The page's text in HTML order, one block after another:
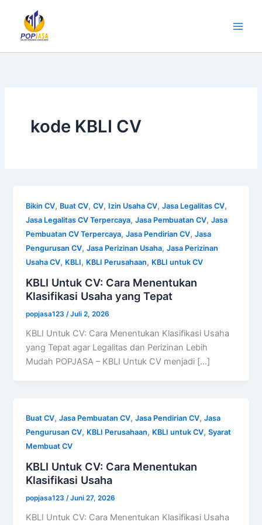
konten
kode KBLI CV
Bikin CV, Buat CV,CV, Izin Usaha CV,Jasa Legalitas CV,
Jasa Legalitas CV Terpercaya,Jasa Pembuatan CV,Jasa
Pembuatan CV Terpercaya,Jasa Pendirian CV,Jasa
Pengurusan CV,Jasa Perizinan Usaha,Jasa Perizinan
Usaha CV, KBLI, KBLI Perusahaan, KBLI untuk CV
KBLI Untuk CV: Cara Menentukan
Klasifikasi Usaha yang Tepat
popjasa123 /Juli 2, 2026
KBLI Untuk CV: Cara Menentukan Klasifikasi Usaha
yang Tepat agar Legalitas dan Perizinan Lebih
Mudah POPJASA – KBLI Untuk CV menjadi […]
Buat CV,Jasa Pembuatan CV,Jasa Pendirian CV,Jasa
Pengurusan CV, KBLI Perusahaan, KBLI untuk CV,Syarat
Membuat CV
KBLI Untuk CV: Cara Menentukan
Klasifikasi Usaha
popjasa123/Juni 27, 2026
KBLI Untuk CV: Cara Menentukan Klasifikasi Usaha